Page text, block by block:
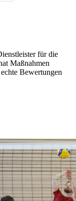
für die
Maßnahmen
Bewertungen